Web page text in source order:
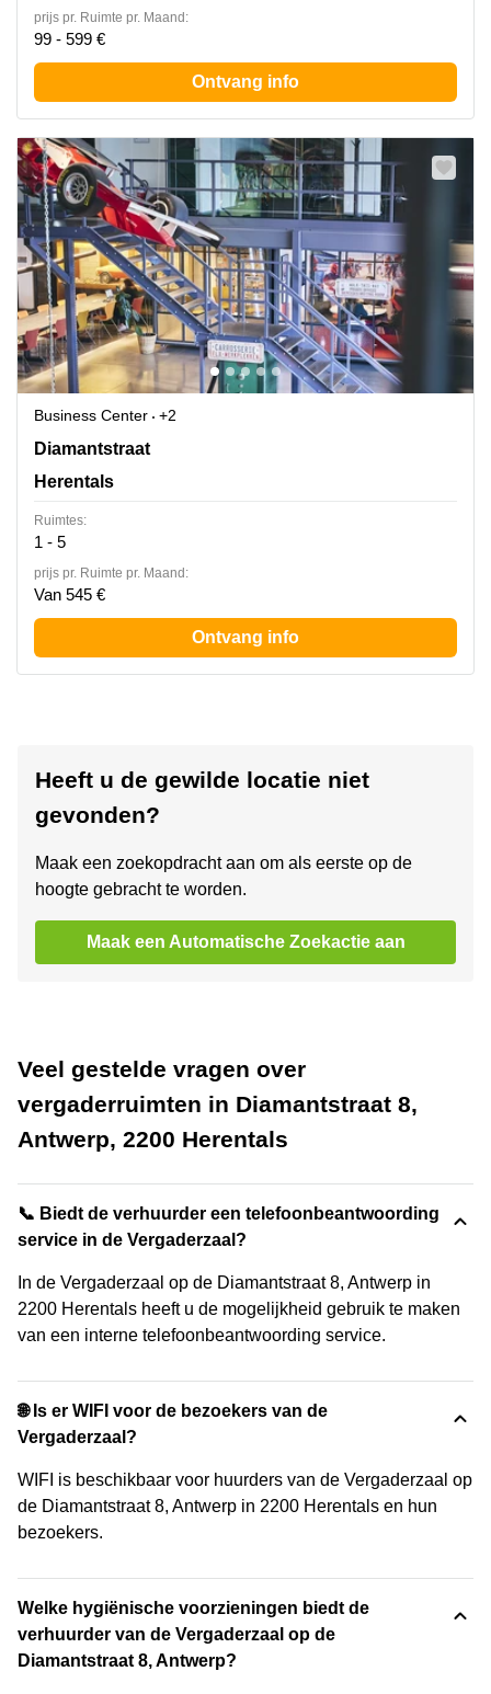
prijs pr. Ruimte pr. Maand:
99 - 599 €
Ontvang info
Business Center
+2
Diamantstraat 8, Antwerp, Herentals
Diamantstraat
Herentals
Ruimtes:
1 - 5
prijs pr. Ruimte pr. Maand:
Van 545 €
Ontvang info
Heeft u de gewilde locatie niet
gevonden?
Maak een zoekopdracht aan om als eerste op de
hoogte gebracht te worden.
Maak een Automatische Zoekactie aan
Veel gestelde vragen over
vergaderruimten in Diamantstraat 8,
Antwerp, 2200 Herentals
📞 Biedt de verhuurder een telefoonbeantwoording
service in de Vergaderzaal?
In de Vergaderzaal op de Diamantstraat 8, Antwerp in
2200 Herentals heeft u de mogelijkheid gebruik te maken
van een interne telefoonbeantwoording service.
🌐 Is er WIFI voor de bezoekers van de
Vergaderzaal?
WIFI is beschikbaar voor huurders van de Vergaderzaal op
de Diamantstraat 8, Antwerp in 2200 Herentals en hun
bezoekers.
Welke hygiënische voorzieningen biedt de
verhuurder van de Vergaderzaal op de
Diamantstraat 8, Antwerp?